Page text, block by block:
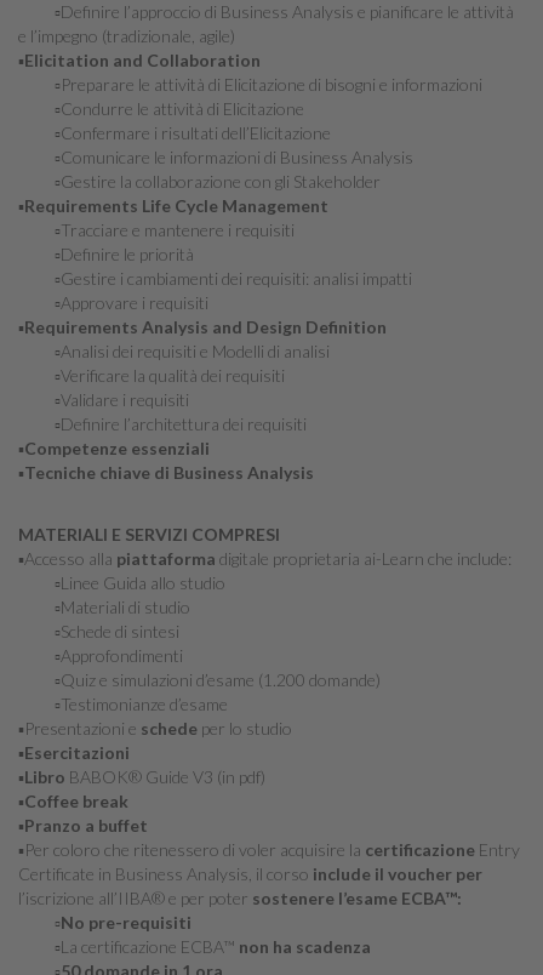
▫️Definire l’approccio di Business Analysis e pianificare le attività
e l’impegno (tradizionale, agile)
▪️Elicitation and Collaboration
▫️Preparare le attività di Elicitazione di bisogni e informazioni
▫️Condurre le attività di Elicitazione
▫️Confermare i risultati dell’Elicitazione
▫️Comunicare le informazioni di Business Analysis
▫️Gestire la collaborazione con gli Stakeholder
▪️Requirements Life Cycle Management
▫️Tracciare e mantenere i requisiti
▫️Definire le priorità
▫️Gestire i cambiamenti dei requisiti: analisi impatti
▫️Approvare i requisiti
▪️Requirements Analysis and Design Definition
▫️Analisi dei requisiti e Modelli di analisi
▫️Verificare la qualità dei requisiti
▫️Validare i requisiti
▫️Definire l’architettura dei requisiti
▪️Competenze essenziali
▪️Tecniche chiave di Business Analysis
MATERIALI E SERVIZI COMPRESI
▪️Accesso alla piattaforma digitale proprietaria ai-Learn che include:
▫️Linee Guida allo studio
▫️Materiali di studio
▫️Schede di sintesi
▫️Approfondimenti
▫️Quiz e simulazioni d’esame (1.200 domande)
▫️Testimonianze d’esame
▪️Presentazioni e schede per lo studio
▪️Esercitazioni
▪️Libro BABOK® Guide V3 (in pdf)
▪️Coffee break
▪️Pranzo a buffet
▪️Per coloro che ritenessero di voler acquisire la certificazione Entry
Certificate in Business Analysis, il corso include il voucher per
l’iscrizione all’IIBA® e per poter sostenere l’esame ECBA™:
▫️No pre-requisiti
▫️La certificazione ECBA™ non ha scadenza
▫️50 domande in 1 ora